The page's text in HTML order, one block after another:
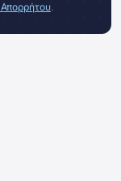
Απορρήτου.